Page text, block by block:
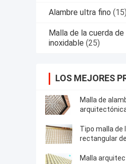
Alambre ultra fino (15)
Malla de la cuerda
inoxidable (25)
LOS MEJORES
Malla de
modelo
Tipo malla de
rectangular
barandilla
Malla